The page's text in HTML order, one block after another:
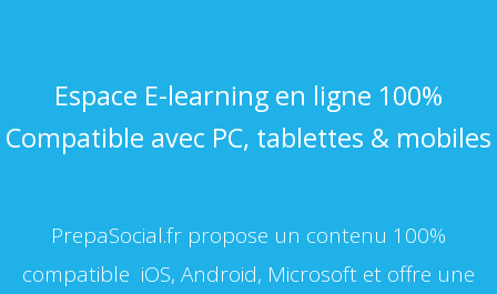
Espace E-learning en ligne 100%
Compatible avec PC, tablettes & mobiles
PrepaSocial.fr propose un contenu 100%
compatible iOS, Android, Microsoft et offre une